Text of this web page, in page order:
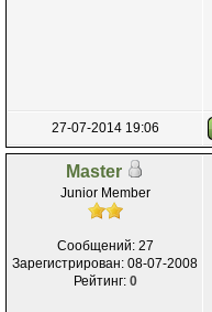
27-07-2014 19:06
Master
Junior Member
Сообщений: 27
Зарегистрирован: 08-07-2008
Рейтинг: 0